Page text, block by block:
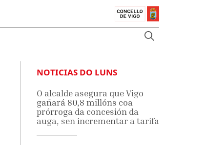
NOTICIAS DO LUNS
O alcalde asegura que Vigo
gañará 80,8 millóns coa
prórroga da concesión da
auga, sen incrementar a tarifa